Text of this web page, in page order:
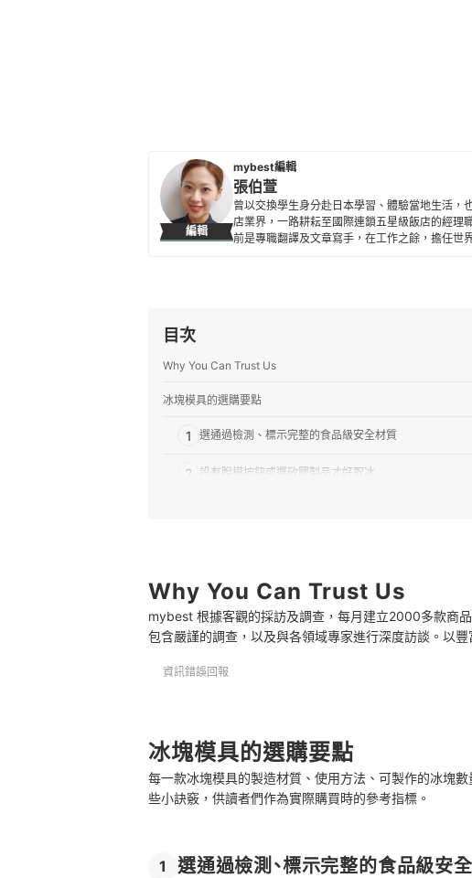
編輯
mybest編輯
張伯萱
曾以交換學生身分赴日本學習、體驗當地生活，
店業界，一路耕耘至國際連鎖五星級飯店的經理
前是專職翻譯及文章寫手，在工作之餘，擔任世
目次
Why You Can Trust Us
冰塊模具的選購要點
1 選通過檢測、標示完整的食品級安全材質
2 設有脫模按鈕或選矽膠製品才好取冰
冰塊模具 推薦排行榜
根據特定需求挑選專用製冰工具
Why You Can Trust Us
mybest 根據客觀的採訪及調查，每月建立2000多款商
包含嚴謹的調查，以及與各領域專家進行深度訪談。以
資訊錯誤回報
冰塊模具的選購要點
每一款冰塊模具的製造材質、使用方法、可製作的冰塊
些小訣竅，供讀者們作為實際購買時的參考指標。
1 選通過檢測、標示完整的食品級安